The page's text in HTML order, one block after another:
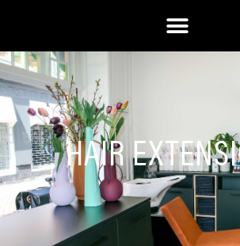
HAIR